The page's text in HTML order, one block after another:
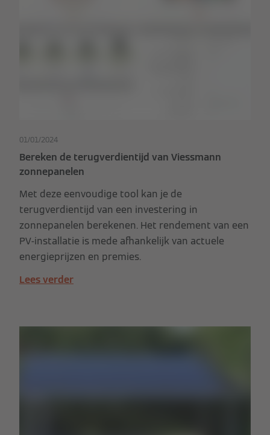
01/01/2024
Bereken de terugverdientijd van Viessmann
zonnepanelen
Met deze eenvoudige tool kan je de
terugverdientijd van een investering in
zonnepanelen berekenen. Het rendement van een
PV-installatie is mede afhankelijk van actuele
energieprijzen en premies.
Lees verder